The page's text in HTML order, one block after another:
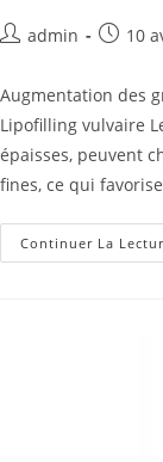
admin 10
Augmentation des
Lipofilling vulvaire
épaisses, peuvent
fines, ce qui
Continuer La